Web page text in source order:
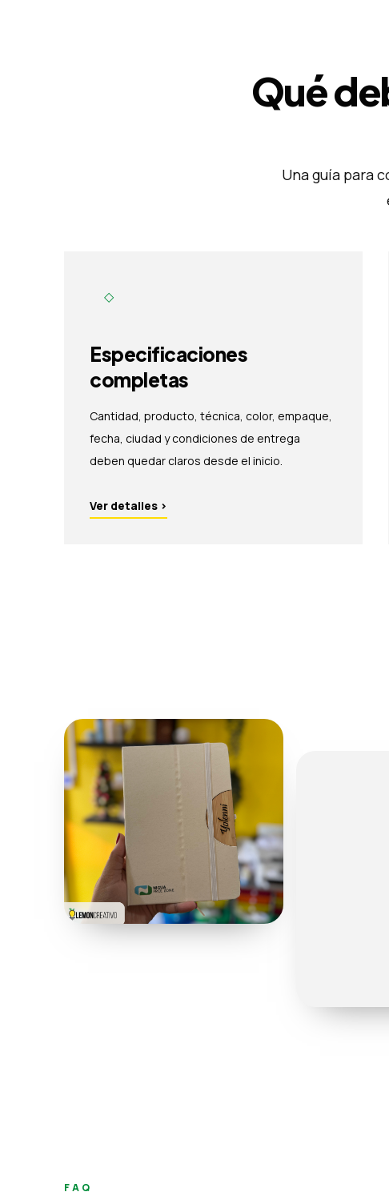
Qué
Una guía para
◇
Especificaciones
completas
Cantidad, producto, técnica, color, empaque,
fecha, ciudad y condiciones de entrega
deben quedar claros desde el inicio.
Ver detalles ›
FAQ